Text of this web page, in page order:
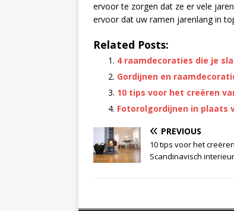
ervoor te zorgen dat ze er vele
ervoor dat uw ramen jarenlang in
Related Posts:
4 raamdecoraties die je
Gordijnen en
10 tips voor het creëren
Fotorolgordijnen in plaats
PREVIOUS
10 tips voor het
Scandinavisch